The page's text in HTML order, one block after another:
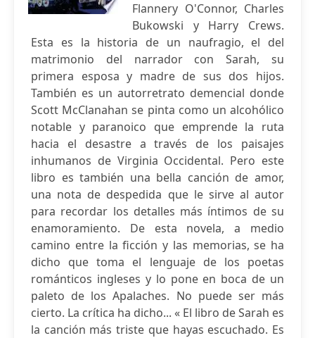
Flannery O'Connor, Charles
Bukowski y Harry Crews.
Esta es la historia de un naufragio, el del
matrimonio del narrador con Sarah, su
primera esposa y madre de sus dos hijos.
También es un autorretrato demencial donde
Scott McClanahan se pinta como un alcohólico
notable y paranoico que emprende la ruta
hacia el desastre a través de los paisajes
inhumanos de Virginia Occidental. Pero este
libro es también una bella canción de amor,
una nota de despedida que le sirve al autor
para recordar los detalles más íntimos de su
enamoramiento. De esta novela, a medio
camino entre la ficción y las memorias, se ha
dicho que toma el lenguaje de los poetas
románticos ingleses y lo pone en boca de un
paleto de los Apalaches. No puede ser más
cierto. La crítica ha dicho... « El libro de Sarah es
la canción más triste que hayas escuchado. Es